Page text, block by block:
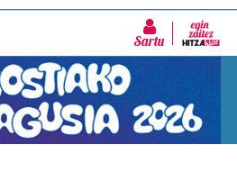
Sartu